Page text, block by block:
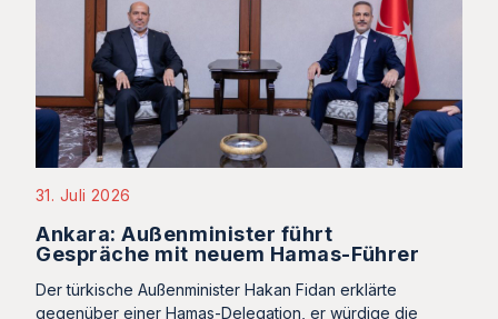
31. Juli 2026
Ankara: Außenminister führt
Gespräche mit neuem Hamas-Führer
Der türkische Außenminister Hakan Fidan erklärte
gegenüber einer Hamas-Delegation, er würdige die